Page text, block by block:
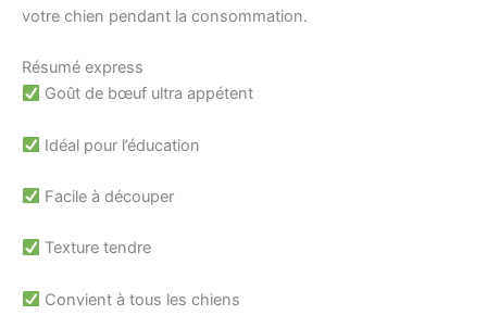
votre chien pendant la consommation.
Résumé express
Goût de bœuf ultra appétent
Idéal pour l’éducation
Facile à découper
Texture tendre
Convient à tous les chiens